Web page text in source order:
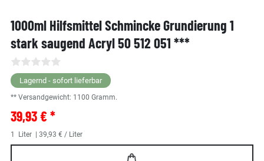
1000ml Hilfsmittel Schmincke Grundierung 1
stark saugend Acryl 50 512 051 ***
Lagernd - sofort lieferbar
** Versandgewicht: 1100 Gramm.
39,93 € *
1 Liter | 39,93 € / Liter